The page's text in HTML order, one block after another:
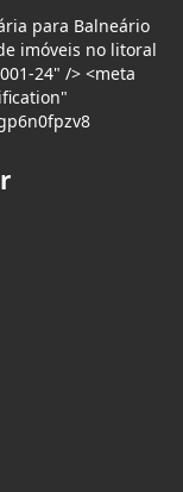
para Balneário
imóveis no litoral
24" /> <meta